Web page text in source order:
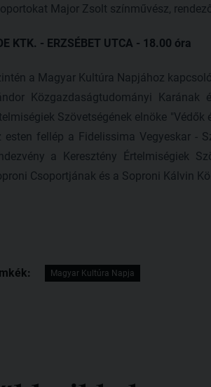
Major Zsolt színművész,
KTK. - ERZSÉBET UTCA - 18.00 óra
a Magyar Kultúra Napjához
Közgazdaságtudományi
Szövetségének elnöke
esten fellép a Fidelissima Vegyeskar -
a Keresztény Értelmiségiek
Csoportjának és a Soproni Kálvin
Magyar Kultúra Napja